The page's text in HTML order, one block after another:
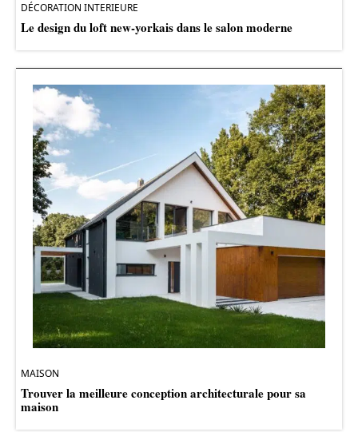
DÉCORATION INTERIEURE
Le design du loft new-yorkais dans le salon moderne
MAISON
Trouver la meilleure conception architecturale pour sa
maison